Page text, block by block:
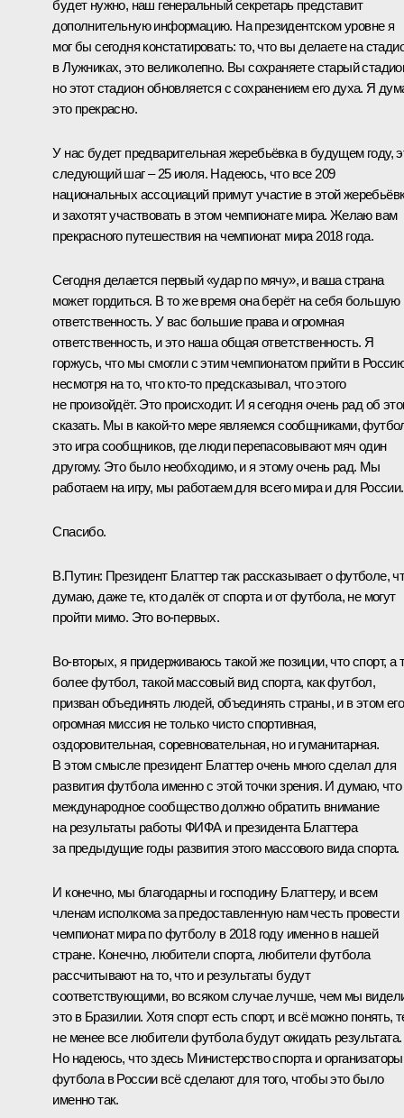
будет нужно, наш генеральный секретарь представит
дополнительную информацию. На президентском уровне я
мог бы сегодня констатировать: то, что вы делаете на
в Лужниках, это великолепно. Вы сохраняете старый
но этот стадион обновляется с сохранением его духа. Я
это прекрасно.
У нас будет предварительная жеребьёвка в будущем году,
следующий шаг – 25 июля. Надеюсь, что все 209
национальных ассоциаций примут участие в этой
и захотят участвовать в этом чемпионате мира. Желаю вам
прекрасного путешествия на чемпионат мира 2018 года.
Сегодня делается первый «удар по мячу», и ваша страна
может гордиться. В то же время она берёт на себя большую
ответственность. У вас большие права и огромная
ответственность, и это наша общая ответственность. Я
горжусь, что мы смогли с этим чемпионатом прийти в
несмотря на то, что кто‑то предсказывал, что этого
не произойдёт. Это происходит. И я сегодня очень рад об
сказать. Мы в какой‑то мере являемся сообщниками,
это игра сообщников, где люди перепасовывают мяч один
другому. Это было необходимо, и я этому очень рад. Мы
работаем на игру, мы работаем для всего мира и для России.
Спасибо.
В.Путин: Президент Блаттер так рассказывает о футболе,
думаю, даже те, кто далёк от спорта и от футбола, не могут
пройти мимо. Это во‑первых.
Во‑вторых, я придерживаюсь такой же позиции, что спорт, а
более футбол, такой массовый вид спорта, как футбол,
призван объединять людей, объединять страны, и в этом его
огромная миссия не только чисто спортивная,
оздоровительная, соревновательная, но и гуманитарная.
В этом смысле президент Блаттер очень много сделал для
развития футбола именно с этой точки зрения. И думаю, что
международное сообщество должно обратить внимание
на результаты работы ФИФА и президента Блаттера
за предыдущие годы развития этого массового вида спорта.
И конечно, мы благодарны и господину Блаттеру, и всем
членам исполкома за предоставленную нам честь провести
чемпионат мира по футболу в 2018 году именно в нашей
стране. Конечно, любители спорта, любители футбола
рассчитывают на то, что и результаты будут
соответствующими, во всяком случае лучше, чем мы
это в Бразилии. Хотя спорт есть спорт, и всё можно понять,
не менее все любители футбола будут ожидать результата.
Но надеюсь, что здесь Министерство спорта и организаторы
футбола в России всё сделают для того, чтобы это было
именно так.